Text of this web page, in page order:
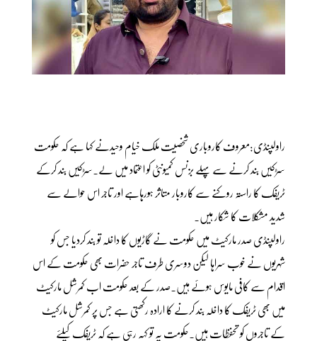
راولپنڈی:معروف کاروباری شخصیت ملک خیام وحیدنے کہا ہے کہ حکومت
سڑکیں بند کرنے سے پہلے بزنس کمیونٹی کو اعتماد میں لے۔سڑکیں بند کرکے
ٹریفک کا راستہ روکنے سے کاروبار متاثر ہورہاہے اور تاجر اس حوالے سے
شدید مشکلات کا شکار ہیں۔
راولپنڈی صدر مارکیٹ میں حکومت نے گاڑیوں کا داخلہ تو بند کردیا جس کو
شہریوں نے خوب سراہا لیکن دوسری طرف تاجر حضرات بھی حکومت کے اس
اقدام سے کافی مایوس ہوئے ہیں۔صدر کے بعد حکومت اب کمرشل مارکیٹ
میں بھی ٹریفک کا داخلہ بند کرنے کا ارادہ رکھتی ہے جس پر کمرشل مارکیٹ
کے تاجروں کو تحفظات ہیں۔حکومت یہ تو کہہ رہی ہے کہ ٹریفک کیلئے